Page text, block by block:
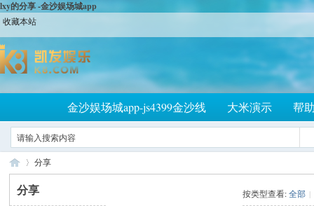
lxy的分享 -金沙娱场城app
收藏本站
金沙娱场城app-js4399金沙线 大米演示 帮
分享
分享 按类型查看:全部 |